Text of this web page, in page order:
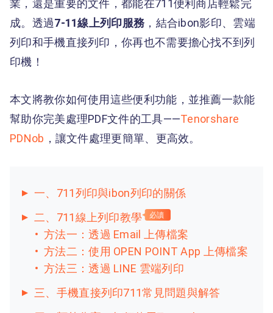
業，還是重要的文件，都能在711便利商店輕鬆完
成。透過7-11線上列印服務 ，結合ibon影印、雲端
列印和手機直接列印，你再也不需要擔心找不到列
印機！
本文將教你如何使用這些便利功能，並推薦一款能
幫助你完美處理PDF文件的工具——Tenorshare
PDNob ，讓文件處理更簡單、更高效。
一、711列印與ibon列印的關係
二、711線上列印教學
必讀
方法一：透過 Email 上傳檔案
方法二：使用 OPEN POINT App 上傳檔案
方法三：透過 LINE 雲端列印
三、手機直接列印711常見問題與解答